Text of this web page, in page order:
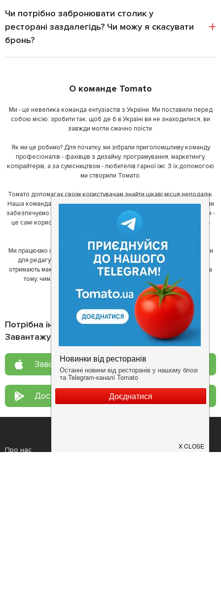
Чи потрібно забронювати столик у
ресторані заздалегідь? Чи можу я скасувати
бронь?
О команде Tomato
Ми - це невелика команда ентузіастів з України. Ми поставили перед
собою місію: зробити так, щоб де б в Україні ви не знаходилися, ви
завжди могли смачно поїсти.
Як ми це робимо? Для початку, ми зібрали приголомшливу команду
професіоналів - фахівців з дизайну, програмування, маркетингу,
копірайтерів, а за сумісництвом - любителів гарної їжі. З їх допомогою
ми створили Томато.
Томато допомагає своїм користувачам знайти цікаві місця неподалік.
Наша команда регулярно зв'язується з ресторанами - таким чином ми
забезпечуємо актуальність інформації. Друга частина нашої команди -
це самі користувачі, які діляться своїми враженнями і допомагають
один одному у виборі кращих місць.
Ми працюємо і з ресторанами. Для них ми надаємо зручні інструменти
для редагування інформації про себе - в результаті відвідувачі
отримають максимум інформації, а ресторан зможе зосередитися на
тому, чим він любить займатися більше всього - смачній їжі.
Потрібна інформація про заклад?
Завантажуйте додаток!
Завантажте у App Store
Доступно у Google Play
Про нас